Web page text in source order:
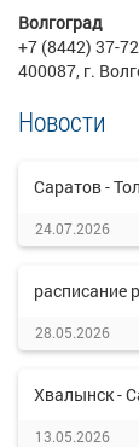
Волгоград
+7 (8442) 37-
400087, г.
Новости
Саратов -
24.07.2026
расписание
28.05.2026
Хвалынск -
13.05.2026